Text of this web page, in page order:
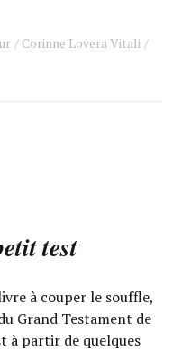
Corinne Lovera Vitali
test
à couper le souffle,
Grand Testament de
à partir de quelques